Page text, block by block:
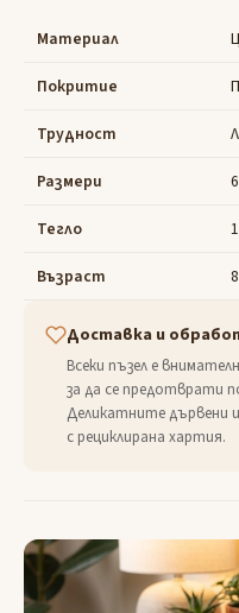
Материал
Покритие
Трудност
Размери
Тегло
Възраст
Доставка и
Всеки пъзел е
за да се предотврати
Деликатните дървени
с рециклирана хартия.